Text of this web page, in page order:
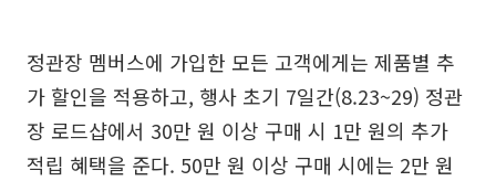
정관장 멤버스에 가입한 모든 고객에게는 제품별 추
가 할인을 적용하고, 행사 초기 7일간(8.23~29) 정관
장 로드샵에서 30만 원 이상 구매 시 1만 원의 추가
적립 혜택을 준다. 50만 원 이상 구매 시에는 2만 원